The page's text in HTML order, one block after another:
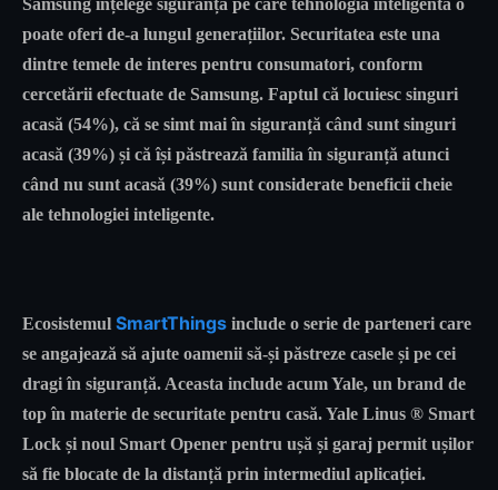
poate oferi de-a lungul generațiilor. Securitatea este una
dintre temele de interes pentru consumatori, conform
cercetării efectuate de Samsung. Faptul că locuiesc singuri
acasă (54%), că se simt mai în siguranță când sunt singuri
acasă (39%) și că își păstrează familia în siguranță atunci
când nu sunt acasă (39%) sunt considerate beneficii cheie
ale tehnologiei inteligente.
Ecosistemul SmartThings include o serie de parteneri care
se angajează să ajute oamenii să-și păstreze casele și pe cei
dragi în siguranță. Aceasta include acum Yale, un brand de
top în materie de securitate pentru casă. Yale Linus ® Smart
Lock și noul Smart Opener pentru ușă și garaj permit ușilor
să fie blocate de la distanță prin intermediul aplicației.